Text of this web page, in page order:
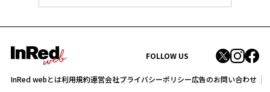
FOLLOW US
InRed webとは利用規約運営会社プライバシーポリシー広告のお問い合わせ